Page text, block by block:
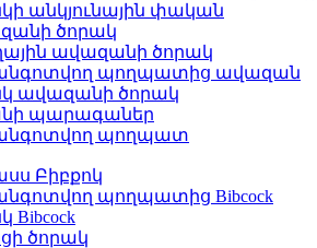
անկյունային փական
ծորակ
ավազանի ծորակ
պողպատից ավազան
ավազանի ծորակ
պարագաներ
պողպատ
Բիբքոկ
պողպատից Bibcock
Bibcock
ծորակ